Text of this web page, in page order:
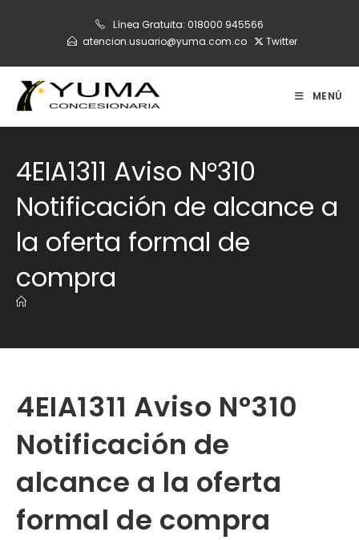
Línea Gratuita: 018000 945566
atencion.usuario@yuma.com.co
Twitter
MENÚ
4EIA1311 Aviso N°310
Notificación de alcance a
la oferta formal de
compra
4EIA1311 Aviso N°310
Notificación de
alcance a la oferta
formal de compra